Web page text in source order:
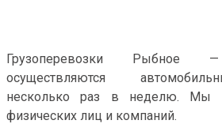
Грузоперевозки Рыбное —
осуществляются
несколько раз в неделю. Мы
физических лиц и компаний.